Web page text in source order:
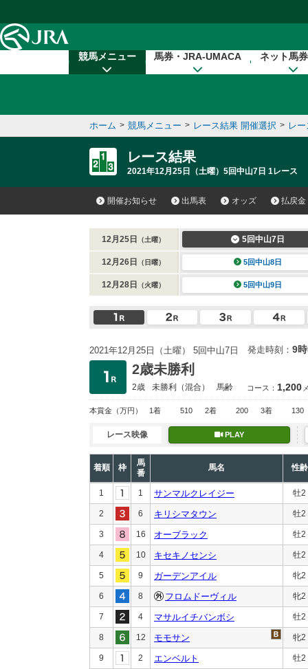
競馬メニュー 馬券・JRA-UMACA ネット馬
ホーム > 競馬メニュー > レース結果 開催選択 > レ
レース結果
2021年12月25日（土曜）5回中山7日 1レース
開催お知らせ 出馬表 オッズ 払戻金
12月25日 （土曜） 5回中山7日
12月26日 （日曜） 5回中山8日
12月28日 （火曜） 5回中山9日
2021年12月25日（土曜） 5回中山7日 発走時刻： 9
2歳未勝利
2歳 未勝利 （混合） 馬齢 コース： 1,200
本賞金 （万円） 1着 510 2着 200 3着 130
レース映像 PLAY
着順 枠
馬
番
馬名 性齢
1 1 サンマルクレイジー 牡2
2 6 キリシマタウン 牡2
3 16 オーブラック 牡2
4 10 キセキノセンシ 牡2
5 9 ガーデンアイル 牝2
6 8 フロムドーヴィル 牝2
7 4 マサルイチバンボシ 牡2
8 12 モモサン 牝2
9 2 エンベルト 牡2